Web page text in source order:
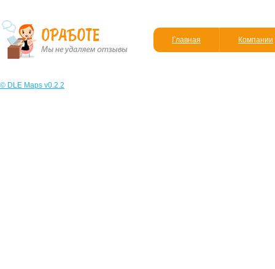
Главная Компании
© DLE Maps v0.2.2